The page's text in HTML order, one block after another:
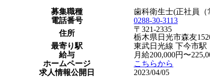
募集職種
歯科衛生士(正社員（
電話番号
0288-30-3113
住所
〒321-2335
栃木県日光市森友
最寄り駅
東武日光線 下今市駅
給与
月給200,000円〜
ホームページ
こちらから
求人情報公開日
2023/04/05